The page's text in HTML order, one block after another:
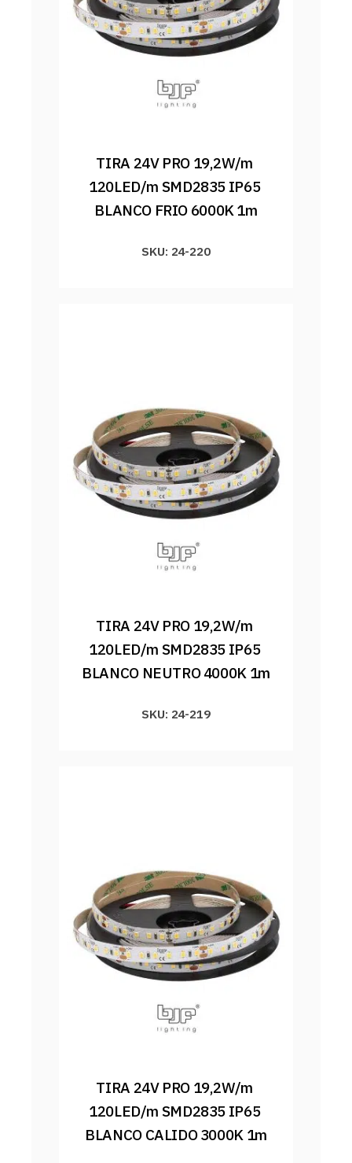
TIRA 24V PRO 19,2W/m
120LED/m SMD2835 IP65
BLANCO FRIO 6000K 1m
SKU: 24-220
TIRA 24V PRO 19,2W/m
120LED/m SMD2835 IP65
BLANCO NEUTRO 4000K 1m
SKU: 24-219
TIRA 24V PRO 19,2W/m
120LED/m SMD2835 IP65
BLANCO CALIDO 3000K 1m